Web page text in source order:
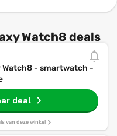
Watch8 deals
Watch8 - smartwatch -
deal
van deze winkel